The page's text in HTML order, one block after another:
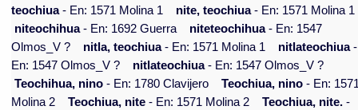
teochiua- En: 1571 Molina 1 nite, teochiua- En: 1571 Molina 1
niteochihua- En: 1692 Guerra niteteochihua- En: 1547
Olmos_V ?
nitla, teochiua- En: 1571 Molina 1 nitlateochiua-
En: 1547 Olmos_V ?
nitlateochiua- En: 1547 Olmos_V ?
Teochihua, nino - En: 1780 Clavijero Teochiua, nino - En:
Molina 2
Teochiua, nite - En: 1571 Molina 2 Teochiua, nite. -